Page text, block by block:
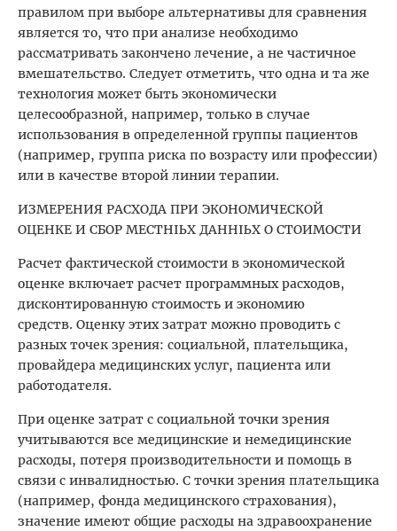
правилом при выборе альтернативы для сравнения
является то, что при анализе необходимо
рассматривать закончено лечение, а не частичное
вмешательство. Следует отметить, что одна и та же
технология может быть экономически
целесообразной, например, только в случае
использования в определенной группы пациентов
(например, группа риска по возрасту или профессии)
или в качестве второй линии терапии.
ИЗМЕРЕНИЯ РАСХОДА ПРИ ЭКОНОМИЧЕСКОЙ
ОЦЕНКЕ И СБОР МЕСТНЫХ ДАННЫХ О СТОИМОСТИ
Расчет фактической стоимости в экономической
оценке включает расчет программных расходов,
дисконтированную стоимость и экономию
средств. Оценку этих затрат можно проводить с
разных точек зрения: социальной, плательщика,
провайдера медицинских услуг, пациента или
работодателя.
При оценке затрат с социальной точки зрения
учитываются все медицинские и немедицинские
расходы, потеря производительности и помощь в
связи с инвалидностью. С точки зрения плательщика
(например, фонда медицинского страхования),
значение имеют общие расходы на здравоохранение